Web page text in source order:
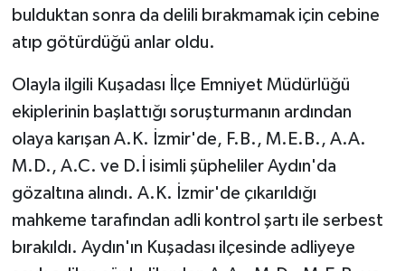
bulduktan sonra da delili bırakmamak için cebine
atıp götürdüğü anlar oldu.
Olayla ilgili Kuşadası İlçe Emniyet Müdürlüğü
ekiplerinin başlattığı soruşturmanın ardından
olaya karışan A.K. İzmir'de, F.B., M.E.B., A.A.
M.D., A.C. ve D.İ isimli şüpheliler Aydın'da
gözaltına alındı. A.K. İzmir'de çıkarıldığı
mahkeme tarafından adli kontrol şartı ile serbest
bırakıldı. Aydın'ın Kuşadası ilçesinde adliyeye